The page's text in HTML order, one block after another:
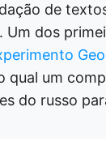
de
Um dos
qual um
do russo